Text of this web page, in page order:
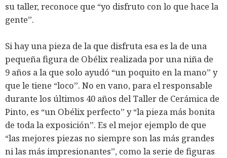
su taller, reconoce que “yo disfruto con lo que hace la
gente”.
Si hay una pieza de la que disfruta esa es la de una
pequeña figura de Obélix realizada por una niña de
9 años a la que solo ayudó “un poquito en la mano” y
que le tiene “loco”. No en vano, para el responsable
durante los últimos 40 años del Taller de Cerámica de
Pinto, es “un Obélix perfecto” y “la pieza más bonita
de toda la exposición”. Es el mejor ejemplo de que
“las mejores piezas no siempre son las más grandes
ni las más impresionantes”, como la serie de figuras